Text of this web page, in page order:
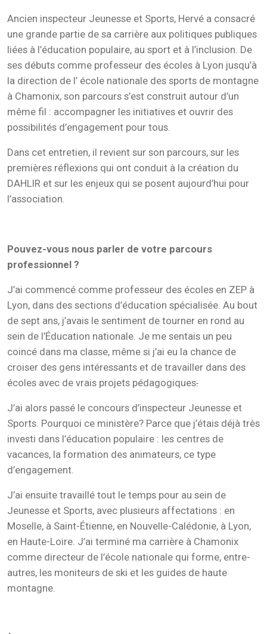
Ancien inspecteur Jeunesse et Sports, Hervé a consacré
une grande partie de sa carrière aux politiques publiques
liées à l’éducation populaire, au sport et à l’inclusion. De
ses débuts comme professeur des écoles à Lyon jusqu’à
la direction de l’ école nationale des sports de montagne
à Chamonix, son parcours s’est construit autour d’un
même fil : accompagner les initiatives et ouvrir des
possibilités d’engagement pour tous.
Dans cet entretien, il revient sur son parcours, sur les
premières réflexions qui ont conduit à la création du
DAHLIR et sur les enjeux qui se posent aujourd’hui pour
l’association.
Pouvez-vous nous parler de votre parcours
professionnel ?
J’ai commencé comme professeur des écoles en ZEP à
Lyon, dans des sections d’éducation spécialisée. Au bout
de sept ans, j’avais le sentiment de tourner en rond au
sein de l’Éducation nationale. Je me sentais un peu
coincé dans ma classe, même si j’ai eu la chance de
croiser des gens intéressants et de travailler dans des
écoles avec de vrais projets pédagogiques.
J’ai alors passé le concours d’inspecteur Jeunesse et
Sports. Pourquoi ce ministère? Parce que j’étais déjà très
investi dans l’éducation populaire : les centres de
vacances, la formation des animateurs, ce type
d’engagement.
J’ai ensuite travaillé tout le temps pour au sein de
Jeunesse et Sports, avec plusieurs affectations : en
Moselle, à Saint-Étienne, en Nouvelle-Calédonie, à Lyon,
en Haute-Loire. J’ai terminé ma carrière à Chamonix
comme directeur de l’école nationale qui forme, entre-
autres, les moniteurs de ski et les guides de haute
montagne.